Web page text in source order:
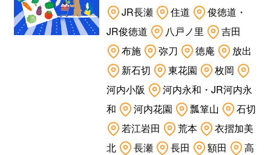
JR長瀬
住道
俊徳道・
JR俊徳道
八戸ノ里
吉田
布施
弥刀 徳庵
放出
新石切
東花園
枚岡
河内小阪
河内永和・JR河内永
和
河内花園 瓢箪山
石切
若江岩田
荒本
衣摺加美
北
長瀬 長田 額田
高